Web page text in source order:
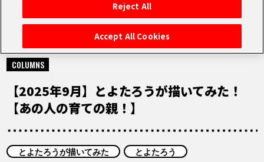
HOME
NEWS
RANKING
MOVIE
2025.09.30
COLUMNS
【2025年9月】とよたろうが描いてみた！
【あの人の育ての親！】
とよたろうが描いてみた とよたろう
Reject All
Accept All Cookies